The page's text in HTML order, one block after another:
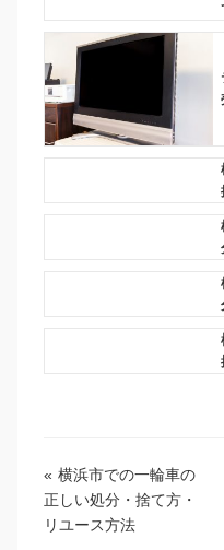
« 横浜市での一輪車の
正しい処分・捨て方・
リユース方法